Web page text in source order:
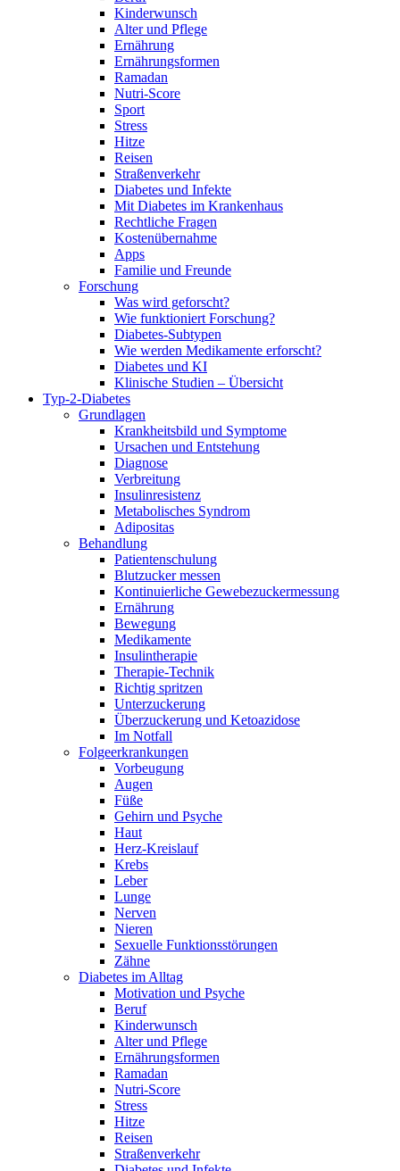
Kinderwunsch
Alter und Pflege
Ernährung
Ernährungsformen
Ramadan
Nutri-Score
Sport
Stress
Hitze
Reisen
Straßenverkehr
Diabetes und Infekte
Mit Diabetes im Krankenhaus
Rechtliche Fragen
Kostenübernahme
Apps
Familie und Freunde
Forschung
Was wird geforscht?
Wie funktioniert Forschung?
Diabetes-Subtypen
Wie werden Medikamente erforscht?
Diabetes und KI
Klinische Studien – Übersicht
Typ-2-Diabetes
Grundlagen
Krankheitsbild und Symptome
Ursachen und Entstehung
Diagnose
Verbreitung
Insulinresistenz
Metabolisches Syndrom
Adipositas
Behandlung
Patientenschulung
Blutzucker messen
Kontinuierliche Gewebezuckermessung
Ernährung
Bewegung
Medikamente
Insulintherapie
Therapie-Technik
Richtig spritzen
Unterzuckerung
Überzuckerung und Ketoazidose
Im Notfall
Folgeerkrankungen
Vorbeugung
Augen
Füße
Gehirn und Psyche
Haut
Herz-Kreislauf
Krebs
Leber
Lunge
Nerven
Nieren
Sexuelle Funktionsstörungen
Zähne
Diabetes im Alltag
Motivation und Psyche
Beruf
Kinderwunsch
Alter und Pflege
Ernährungsformen
Ramadan
Nutri-Score
Stress
Hitze
Reisen
Straßenverkehr